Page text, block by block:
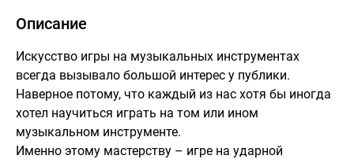
Описание
Искусство игры на музыкальных инструментах
всегда вызывало большой интерес у публики.
Наверное потому, что каждый из нас хотя бы иногда
хотел научиться играть на том или ином
музыкальном инструменте.
Именно этому мастерству – игре на ударной